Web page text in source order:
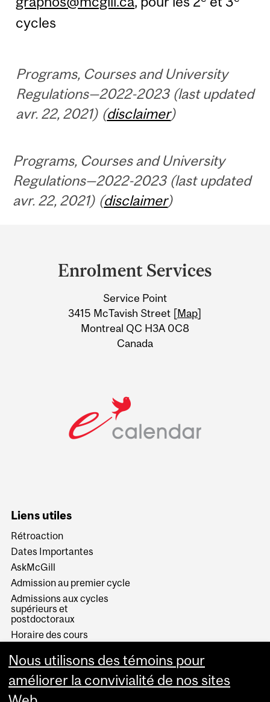
cycles
Programs, Courses and University
Regulations—2022-2023 (last updated
avr. 22, 2021) (disclaimer)
Programs, Courses and University
Regulations—2022-2023 (last updated
avr. 22, 2021) (disclaimer)
Information
Enrolment Services
Service Point
3415 McTavish Street [Map]
Montreal QC H3A 0C8
Canada
Liens utiles
Rétroaction
Dates Importantes
AskMcGill
Admission au premier cycle
Admissions aux cycles
supérieurs et
postdoctoraux
Horaire des cours
Services aux étudiants
Nous utilisons des témoins pour
améliorer la convivialité de nos sites